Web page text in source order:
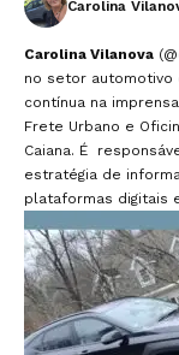
Carolina
Carolina Vilanova
no setor automotivo
contínua na
Frete Urbano e
Caiana. É
estratégia de
plataformas digitais